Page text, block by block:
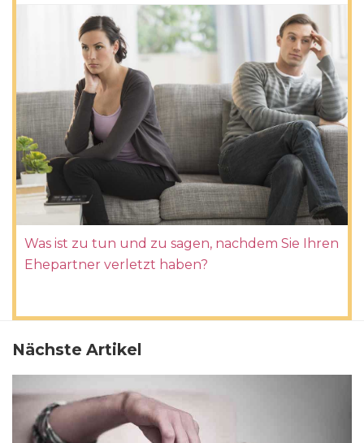
Was ist zu tun und zu sagen, nachdem Sie Ihren
Ehepartner verletzt haben?
Nächste Artikel